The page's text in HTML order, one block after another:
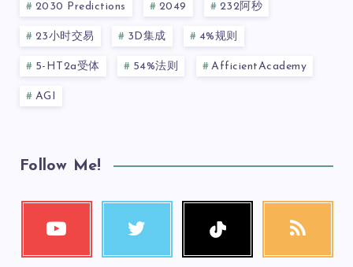
2030 Predictions 2049 232阿秒
23小时交易 3D集成 4%规则
5-HT2a受体 54%法则 AfficientAcademy
AGI
Follow Me!